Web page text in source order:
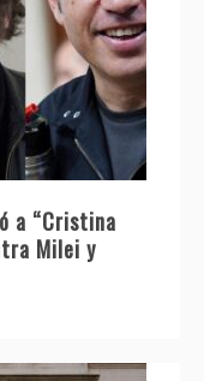
a “Cristina
Milei y